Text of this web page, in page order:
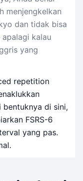
menjengkelkan
dan tidak bisa
kalau
yang
repetition
bentuknya di sini,
FSRS-6
yang pas.